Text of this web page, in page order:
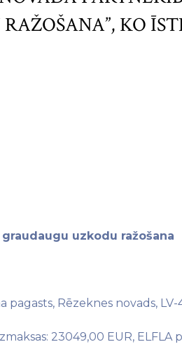
KO
uzkodu ražošana
pagasts, Rēzeknes novads, LV-
23049,00 EUR, ELFLA